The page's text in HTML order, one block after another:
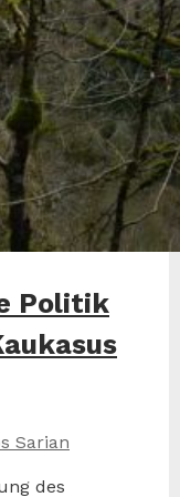
Politik
Sarian
des